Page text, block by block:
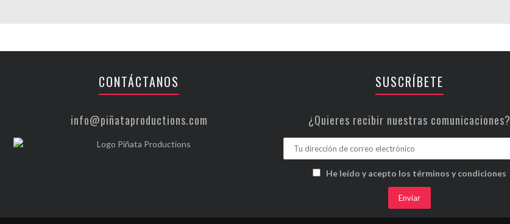
CONTÁCTANOS
info@piñataproductions.com
SUSCRÍBETE
¿Quieres recibir nuestras comunicaciones?
He leído y acepto los términos y condiciones